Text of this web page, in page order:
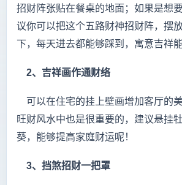
招财阵张贴在餐桌的地面；如果是想
议你可以把这个五路财神招财阵，摆
下，每天进去都能够踩到，寓意吉祥能
2、吉祥画作通财络
可以在住宅的挂上壁画增加客厅的
旺财风水中也是很重要的，建议悬挂
葵，能够提高家庭财运呢！
3、挡煞招财一把罩